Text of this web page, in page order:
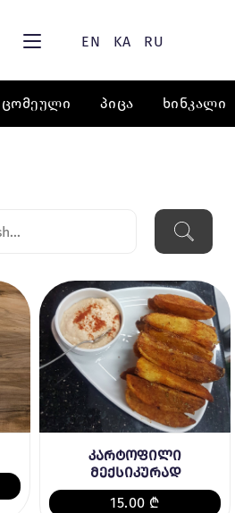
EN KA RU
ცომეული პიცა ხინკალი
კარტოფილი
მექსიკურად
15.00 ₾